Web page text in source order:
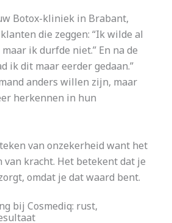
Botox-kliniek in Brabant,
die zeggen: “Ik wilde al
ik durfde niet.” En na de
ik dit maar eerder gedaan.”
anders willen zijn, maar
herkennen in hun
van onzekerheid want het
van kracht. Het betekent dat je
omdat je dat waard bent.
bij Cosmediq: rust,